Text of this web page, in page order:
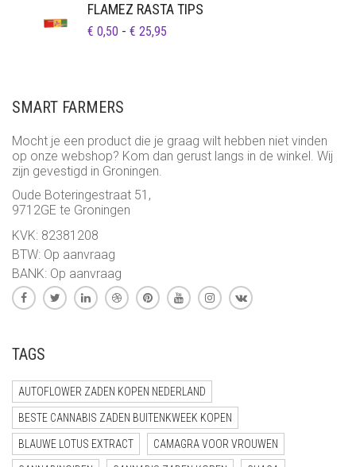
FLAMEZ RASTA TIPS
€ 0,50 - € 25,95
SMART FARMERS
Mocht je een product die je graag wilt hebben niet vinden
op onze webshop? Kom dan gerust langs in de winkel. Wij
zijn gevestigd in Groningen.
Oude Boteringestraat 51,
9712GE te Groningen
KVK: 82381208
BTW: Op aanvraag
BANK: Op aanvraag
TAGS
AUTOFLOWER ZADEN KOPEN NEDERLAND
BESTE CANNABIS ZADEN BUITENKWEEK KOPEN
BLAUWE LOTUS EXTRACT CAMAGRA VOOR VROUWEN